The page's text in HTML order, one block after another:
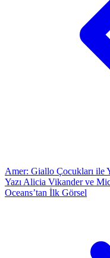
Amer: Giallo Çocukları ile
Yazı Alicia Vikander ve
Oceans’tan İlk Görsel